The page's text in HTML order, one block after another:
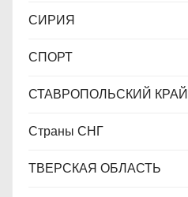
СИРИЯ
СПОРТ
СТАВРОПОЛЬСКИЙ КРАЙ
Страны СНГ
ТВЕРСКАЯ ОБЛАСТЬ